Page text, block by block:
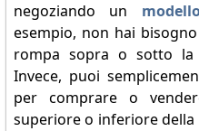
negoziando un
esempio, non hai
rompa sopra o sotto
Invece, puoi
per comprare o
superiore o inferiore